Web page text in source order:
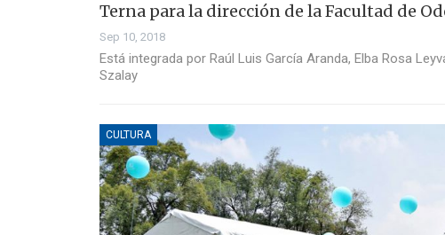
Terna para la dirección de la Facultad de
Sep 10, 2018
Está integrada por Raúl Luis García Aranda, Elba Rosa
Szalay
CULTURA